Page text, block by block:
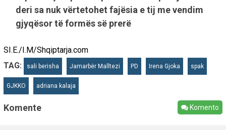
deri sa nuk vërtetohet fajësia e tij me vendim
gjyqësor të formës së prerë
SI.E./I.M/Shqiptarja.com
TAG:
sali berisha Jamarbër Malltezi PD Irena Gjoka spak
GJKKO adriana kalaja
Komente Komento